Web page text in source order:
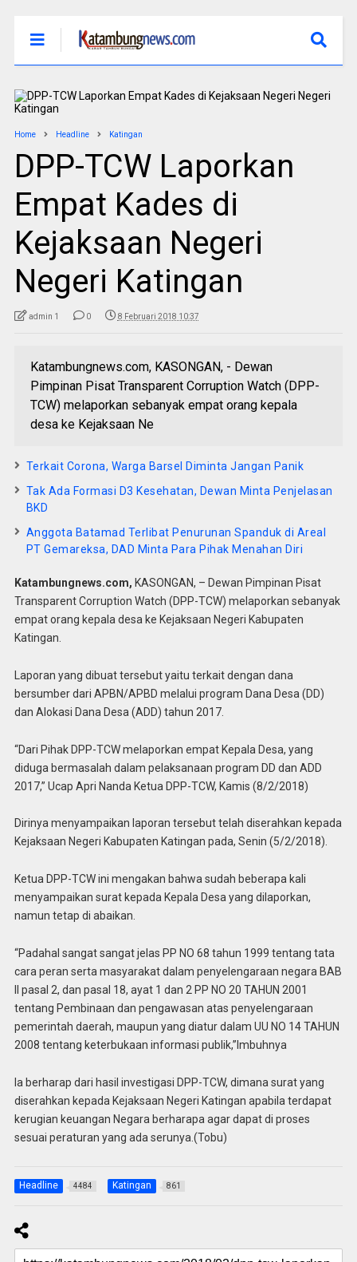
Home Headline Katingan
DPP-TCW Laporkan
Empat Kades di
Kejaksaan Negeri
Negeri Katingan
admin 1 0 8 Februari 2018 10:37
Katambungnews.com, KASONGAN, - Dewan
Pimpinan Pisat Transparent Corruption Watch (DPP-
TCW) melaporkan sebanyak empat orang kepala
desa ke Kejaksaan Ne
Terkait Corona, Warga Barsel Diminta Jangan Panik
Tak Ada Formasi D3 Kesehatan, Dewan Minta Penjelasan
BKD
Anggota Batamad Terlibat Penurunan Spanduk di Areal
PT Gemareksa, DAD Minta Para Pihak Menahan Diri
Katambungnews.com, KASONGAN, – Dewan Pimpinan Pisat
Transparent Corruption Watch (DPP-TCW) melaporkan sebanyak
empat orang kepala desa ke Kejaksaan Negeri Kabupaten
Katingan.
Laporan yang dibuat tersebut yaitu terkait dengan dana
bersumber dari APBN/APBD melalui program Dana Desa (DD)
dan Alokasi Dana Desa (ADD) tahun 2017.
“Dari Pihak DPP-TCW melaporkan empat Kepala Desa, yang
diduga bermasalah dalam pelaksanaan program DD dan ADD
2017,” Ucap Apri Nanda Ketua DPP-TCW, Kamis (8/2/2018)
Dirinya menyampaikan laporan tersebut telah diserahkan kepada
Kejaksaan Negeri Kabupaten Katingan pada, Senin (5/2/2018).
Ketua DPP-TCW ini mengakan bahwa sudah beberapa kali
menyampaikan surat kepada Kepala Desa yang dilaporkan,
namun tetap di abaikan.
“Padahal sangat sangat jelas PP NO 68 tahun 1999 tentang tata
cara peran serta masyarakat dalam penyelengaraan negara BAB
II pasal 2, dan pasal 18, ayat 1 dan 2 PP NO 20 TAHUN 2001
tentang Pembinaan dan pengawasan atas penyelengaraan
pemerintah daerah, maupun yang diatur dalam UU NO 14 TAHUN
2008 tentang keterbukaan informasi publik,”Imbuhnya
Ia berharap dari hasil investigasi DPP-TCW, dimana surat yang
diserahkan kepada Kejaksaan Negeri Katingan apabila terdapat
kerugian keuangan Negara berharapa agar dapat di proses
sesuai peraturan yang ada serunya.(Tobu)
Headline 4484 Katingan 861